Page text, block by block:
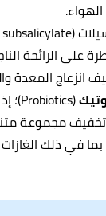
على الرائحة
انزعاج المعدة
(Probiotics)؛ إذ يعمل
مجموعة
في ذلك الغازات